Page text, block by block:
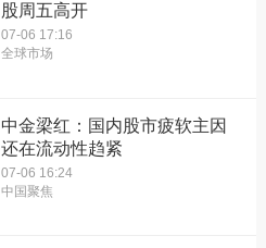
股周五高开
07-06 17:16
全球市场
中金梁红：国内股市疲软主因
还在流动性趋紧
07-06 16:24
中国聚焦